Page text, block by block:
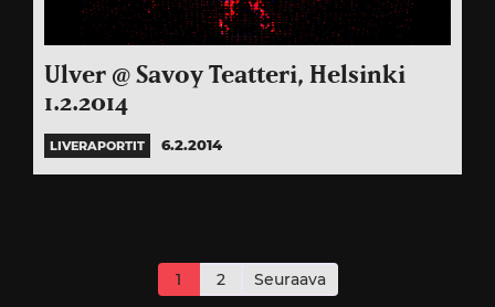
Ulver @ Savoy Teatteri, Helsinki
1.2.2014
LIVERAPORTIT 6.2.2014
sivutus
1 2 Seuraava